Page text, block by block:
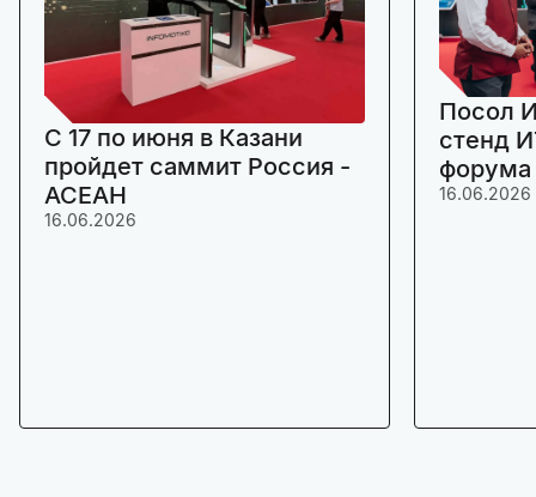
C 17 по июня в Казани
пройдет саммит Россия -
АСЕАН
16.06.2026
Посол
стенд
16.06.2026